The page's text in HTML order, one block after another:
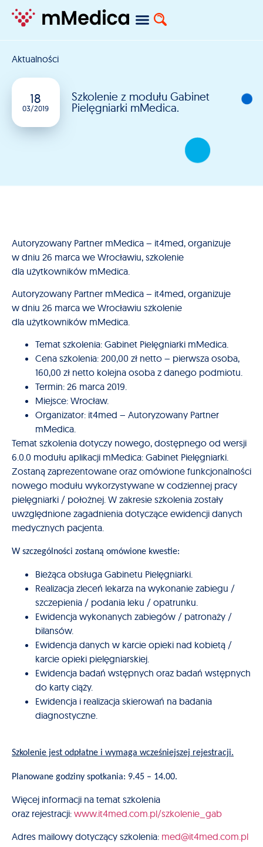
Aktualności
18
03/2019
Szkolenie z modułu Gabinet
Pielęgniarki mMedica.
Autoryzowany Partner mMedica – it4med, organizuje
w dniu 26 marca we Wrocławiu, szkolenie
dla użytkowników mMedica.
Autoryzowany Partner mMedica – it4med, organizuje
w dniu 26 marca we Wrocławiu szkolenie
dla użytkowników mMedica.
Temat szkolenia: Gabinet Pielęgniarki mMedica.
Cena szkolenia: 200,00 zł netto – pierwsza osoba,
160,00 zł netto kolejna osoba z danego podmiotu.
Termin: 26 marca 2019.
Miejsce: Wrocław.
Organizator: it4med – Autoryzowany Partner
mMedica.
Temat szkolenia dotyczy nowego, dostępnego od wersji
6.0.0 modułu aplikacji mMedica: Gabinet Pielęgniarki.
Zostaną zaprezentowane oraz omówione funkcjonalności
nowego modułu wykorzystywane w codziennej pracy
pielęgniarki / położnej. W zakresie szkolenia zostały
uwzględnione zagadnienia dotyczące ewidencji danych
medycznych pacjenta.
W szczególności zostaną omówione kwestie:
Bieżąca obsługa Gabinetu Pielęgniarki.
Realizacja zleceń lekarza na wykonanie zabiegu /
szczepienia / podania leku / opatrunku.
Ewidencja wykonanych zabiegów / patronaży /
bilansów.
Ewidencja danych w karcie opieki nad kobietą /
karcie opieki pielęgniarskiej.
Ewidencja badań wstępnych oraz badań wstępnych
do karty ciąży.
Ewidencja i realizacja skierowań na badania
diagnostyczne.
Szkolenie jest odpłatne i wymaga wcześniejszej rejestracji.
Planowane godziny spotkania: 9.45 – 14.00.
Więcej informacji na temat szkolenia
oraz rejestracji: www.it4med.com.pl/szkolenie_gab
Adres mailowy dotyczący szkolenia: med@it4med.com.pl